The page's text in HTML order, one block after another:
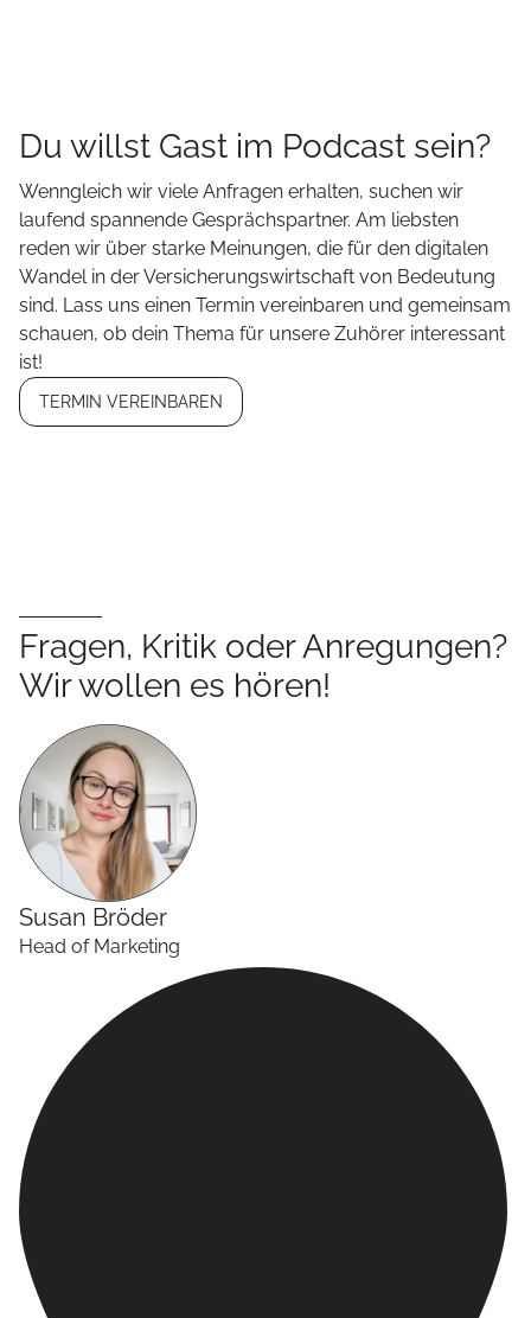
Du willst Gast im Podcast sein?
Wenngleich wir viele Anfragen erhalten, suchen wir
laufend spannende Gesprächspartner. Am liebsten
reden wir über starke Meinungen, die für den digitalen
Wandel in der Versicherungswirtschaft von Bedeutung
sind. Lass uns einen Termin vereinbaren und gemeinsam
schauen, ob dein Thema für unsere Zuhörer interessant
ist!
TERMIN VEREINBAREN
Fragen, Kritik oder Anregungen?
Wir wollen es hören!
Susan Bröder
Head of Marketing